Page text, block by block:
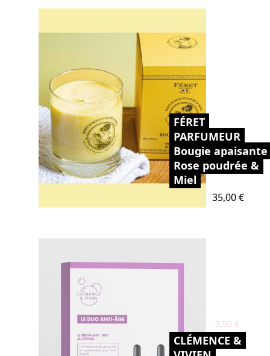
FÉRET
PARFUMEUR
Bougie apaisante
Rose poudrée &
Miel
Prix
35,00 €
-3,50 €
CLÉMENCE &